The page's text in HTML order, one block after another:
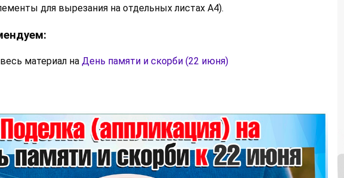
для вырезания на отдельных листах A4).
материал на День памяти и скорби (22 июня)